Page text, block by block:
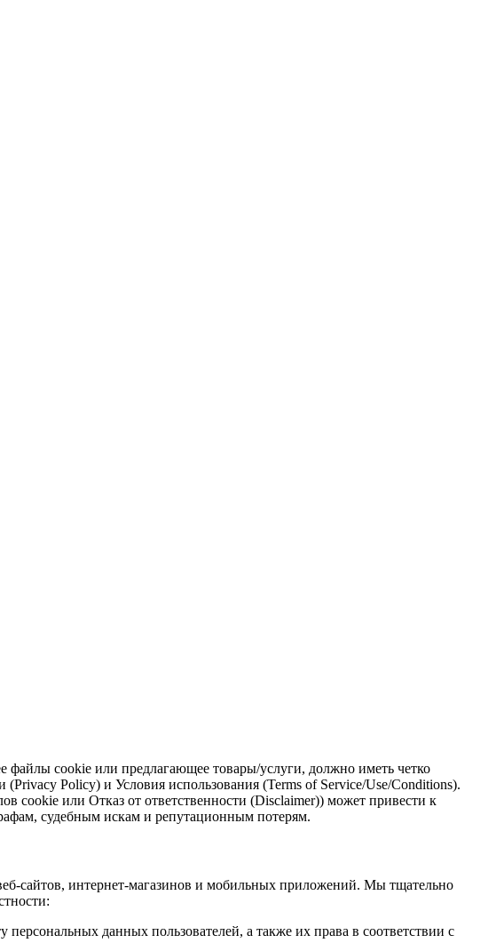
cookie или предлагающее товары/услуги, должно иметь четко
Policy) и Условия использования (Terms of Service/Use/Conditions).
cookie или Отказ от ответственности (Disclaimer)) может привести к
судебным искам и репутационным потерям.
сайтов, интернет-магазинов и мобильных приложений. Мы тщательно
персональных данных пользователей, а также их права в соответствии с